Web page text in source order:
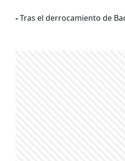
-Tras el derrocamiento de